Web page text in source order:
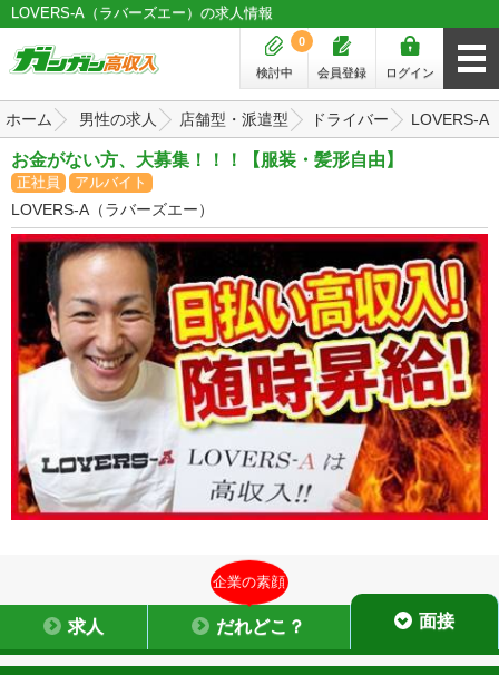
LOVERS-A（ラバーズエー）の求人情報
ログイン
会員登録
検討中
0
ホーム 男性の求人 店舗型・派遣型 ドライバー LOVERS-A
お金がない方、大募集！！！【服装・髪形自由】
正社員 アルバイト
LOVERS-A（ラバーズエー）
求人
企業の素顔
だれどこ？ 面接